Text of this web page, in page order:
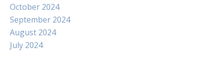
October 2024
September 2024
August 2024
July 2024